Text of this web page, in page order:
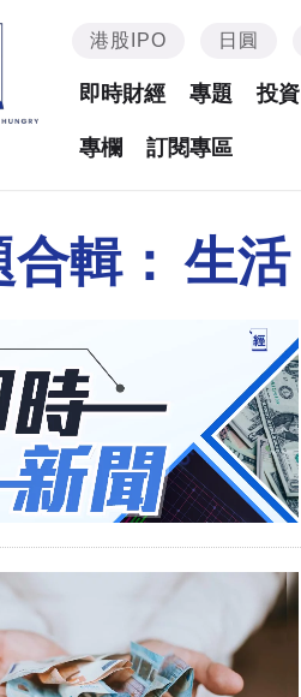
港股IPO 日圓
即時財經 專題 投資
專欄 訂閱專區
輯： 生活